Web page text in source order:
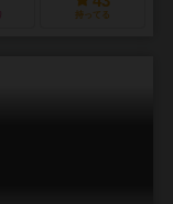
持ってる